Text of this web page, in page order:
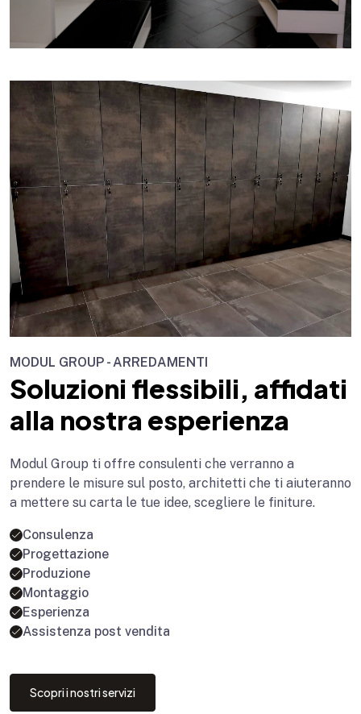
MODUL GROUP - ARREDAMENTI
Soluzioni flessibili, affidati
alla nostra esperienza
Modul Group ti offre consulenti che verranno a
prendere le misure sul posto, architetti che ti aiuteranno
a mettere su carta le tue idee, scegliere le finiture.
Consulenza
Progettazione
Produzione
Montaggio
Esperienza
Assistenza post vendita
Scopri i nostri servizi